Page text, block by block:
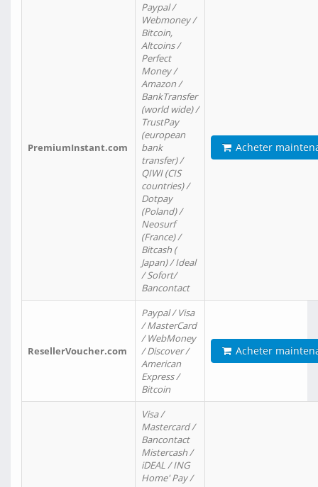
PremiumInstant.com
Paypal /
Webmoney /
Bitcoin,
Altcoins /
Perfect
Money /
Amazon /
BankTransfer
(world wide) /
TrustPay
(european
bank
transfer) /
QIWI (CIS
countries) /
Dotpay
(Poland) /
Neosurf
(France) /
Bitcash (
Japan) / Ideal
/ Sofort/
Bancontact
Acheter
ResellerVoucher.com
Paypal / Visa
/ MasterCard
/ WebMoney
/ Discover /
American
Express /
Bitcoin
Acheter
Visa /
Mastercard /
Bancontact
Mistercash /
iDEAL / ING
Home' Pay /